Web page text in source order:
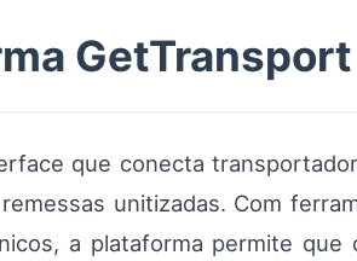
que conecta
unitizadas. Com
a plataforma permite